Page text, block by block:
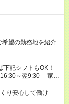
望の勤務地を紹介
翌9:30 「家族
準備がしたい」
を教えてください
り安心して働け